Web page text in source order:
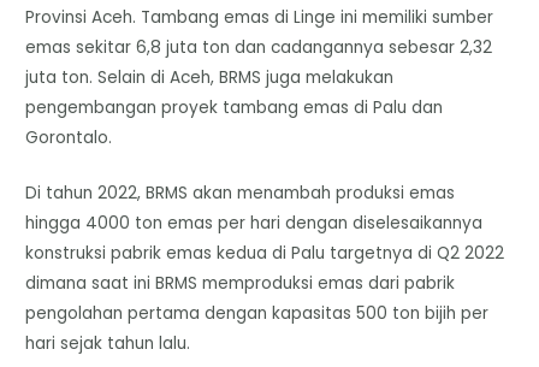
Provinsi Aceh. Tambang emas di Linge ini memiliki sumber
emas sekitar 6,8 juta ton dan cadangannya sebesar 2,32
juta ton. Selain di Aceh, BRMS juga melakukan
pengembangan proyek tambang emas di Palu dan
Gorontalo.
Di tahun 2022, BRMS akan menambah produksi emas
hingga 4000 ton emas per hari dengan diselesaikannya
konstruksi pabrik emas kedua di Palu targetnya di Q2 2022
dimana saat ini BRMS memproduksi emas dari pabrik
pengolahan pertama dengan kapasitas 500 ton bijih per
hari sejak tahun lalu.